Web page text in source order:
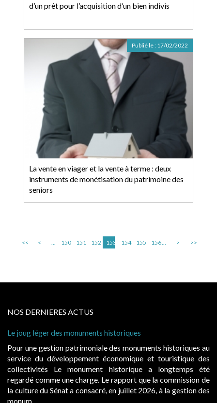
d’un prêt pour l’acquisition d’un bien indivis
La vente en viager et la vente à terme : deux
instruments de monétisation du patrimoine des
seniors
Publié le : 17/02/2022
<< < ... 150 151 152 153 154 155 156... > >>
NOS DERNIERES ACTUS
historiques
des monuments historiques au
économique et touristique des
historique a longtemps été
Le rapport que la commission de
en juillet 2026, à la gestion des
Cabines de plage : le juge
Evocatrices des bains de
également un beau sujet
public, elles donnent lieu
d’occupation. Saisies par